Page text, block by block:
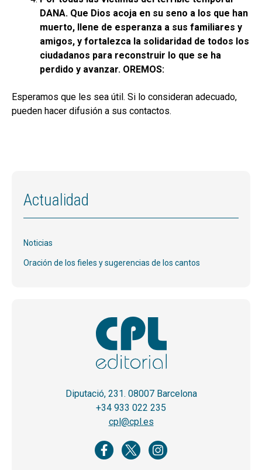
DANA. Que Dios acoja en su seno a los que han
muerto, llene de esperanza a sus familiares y
amigos, y fortalezca la solidaridad de todos los
ciudadanos para reconstruir lo que se ha
perdido y avanzar. OREMOS:
Esperamos que les sea útil. Si lo consideran adecuado,
pueden hacer difusión a sus contactos.
Actualidad
Noticias
Oración de los fieles y sugerencias de los cantos
Diputació, 231. 08007 Barcelona
+34 933 022 235
cpl@cpl.es